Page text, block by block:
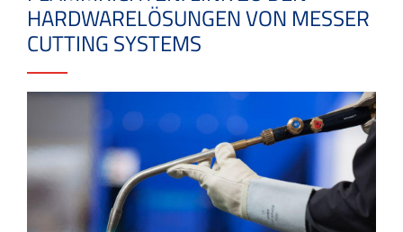
HARDWARELÖSUNGEN VON MESSER
CUTTING SYSTEMS